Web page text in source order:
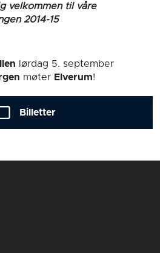
velkommen til våre
2014-15
lørdag 5. september
møter Elverum!
Billetter